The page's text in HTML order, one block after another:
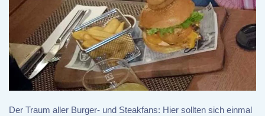
Der Traum aller Burger- und Steakfans: Hier sollten sich einmal